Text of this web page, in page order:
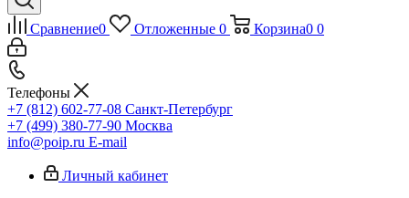
Сравнение0 Отложенные 0 Корзина0 0
Телефоны
+7 (812) 602-77-08 Санкт-Петербург
+7 (499) 380-77-90 Москва
info@poip.ru E-mail
Личный кабинет